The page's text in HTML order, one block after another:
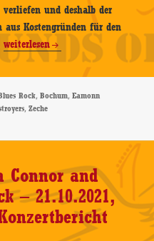
und deshalb der
Kostengründen für den
George
Thorogood
&
The
Destroyers
McCormack
–
21.07.2022
weiterlesen
Rock,Bochum,Eamonn
,Zeche
& The Destroyers – Support:
Connor and
– 21.10.2021,